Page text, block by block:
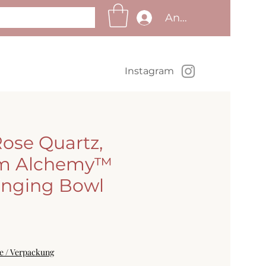
Anmelden
Instagram
Quartz,
Alchemy™
Bowl
/ Verpackung